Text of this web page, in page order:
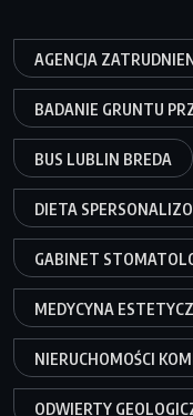
AGENCJA
BADANIE GRUNTU
BUS LUBLIN BREDA
DIETA
GABINET
MEDYCYNA
NIERUCHOMOŚCI
ODWIERTY